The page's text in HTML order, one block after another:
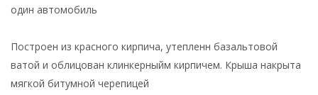
один автомобиль
Построен из красного кирпича, утепленн базальтовой
ватой и облицован клинкерныйм кирпичем. Крыша накрыта
мягкой битумной черепицей